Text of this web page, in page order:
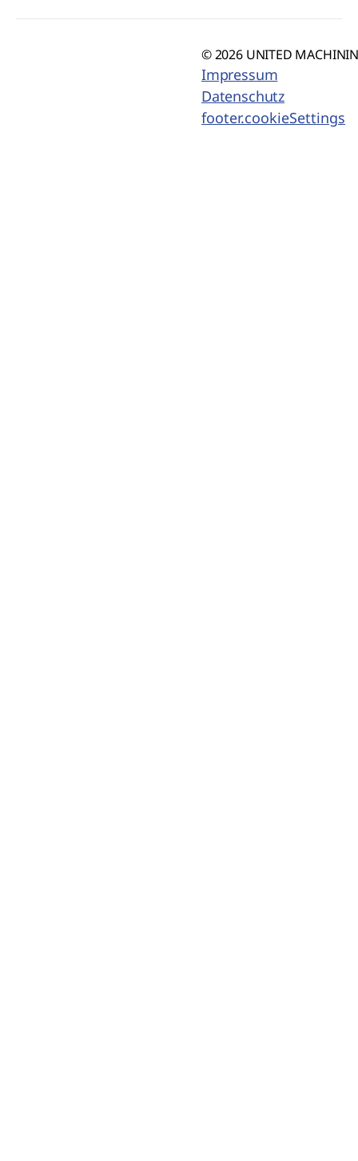
© 2026 UNITED
Impressum
Datenschutz
footer.cookieSettings